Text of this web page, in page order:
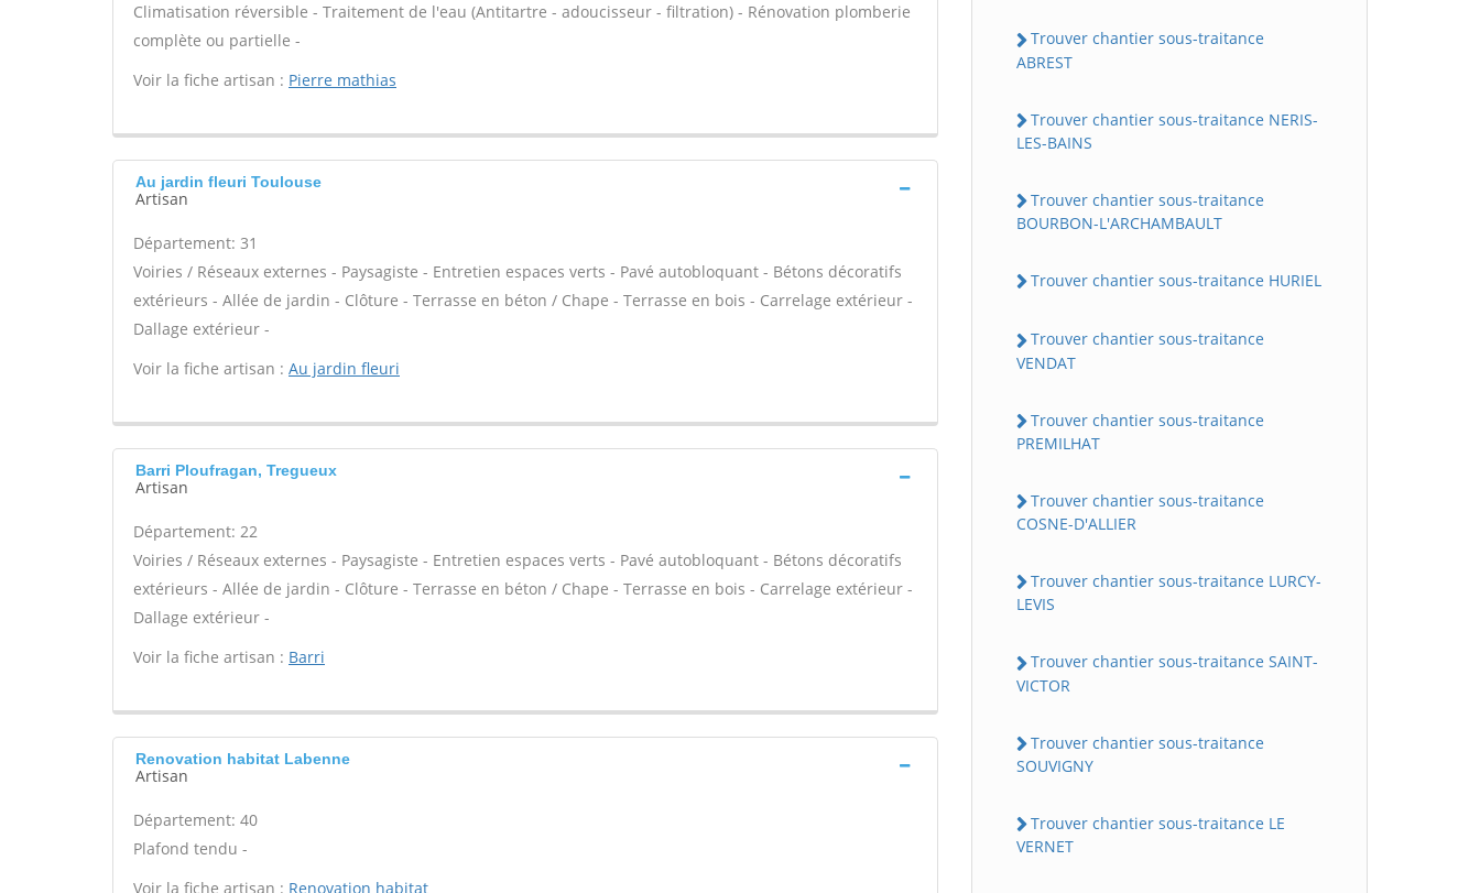
Climatisation réversible - Traitement de l'eau (Antitartre - adoucisseur - filtration) - Rénovation plomberie
complète ou partielle -
Voir la fiche artisan : Pierre mathias
Au jardin fleuri Toulouse
Artisan
Département: 31
Voiries / Réseaux externes - Paysagiste - Entretien espaces verts - Pavé autobloquant - Bétons décoratifs
extérieurs - Allée de jardin - Clôture - Terrasse en béton / Chape - Terrasse en bois - Carrelage extérieur -
Dallage extérieur -
Voir la fiche artisan : Au jardin fleuri
Barri Ploufragan, Tregueux
Artisan
Département: 22
Voiries / Réseaux externes - Paysagiste - Entretien espaces verts - Pavé autobloquant - Bétons décoratifs
extérieurs - Allée de jardin - Clôture - Terrasse en béton / Chape - Terrasse en bois - Carrelage extérieur -
Dallage extérieur -
Voir la fiche artisan : Barri
Renovation habitat Labenne
Artisan
Département: 40
Plafond tendu -
Voir la fiche artisan : Renovation habitat
Trouver chantier sous-traitance
ABREST
Trouver chantier sous-traitance NERIS-
LES-BAINS
Trouver chantier sous-traitance
BOURBON-L'ARCHAMBAULT
Trouver chantier sous-traitance HURIEL
Trouver chantier sous-traitance
VENDAT
Trouver chantier sous-traitance
PREMILHAT
Trouver chantier sous-traitance
COSNE-D'ALLIER
Trouver chantier sous-traitance LURCY-
LEVIS
Trouver chantier sous-traitance SAINT-
VICTOR
Trouver chantier sous-traitance
SOUVIGNY
Trouver chantier sous-traitance LE
VERNET